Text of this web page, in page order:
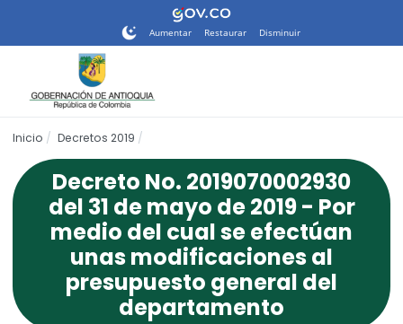
sitio
de
accesibilidad.
Aumentar Restaurar Disminuir
Inicio Decretos 2019
Decreto No. 2019070002930
del 31 de mayo de 2019 - Por
medio del cual se efectúan
unas modificaciones al
presupuesto general del
departamento